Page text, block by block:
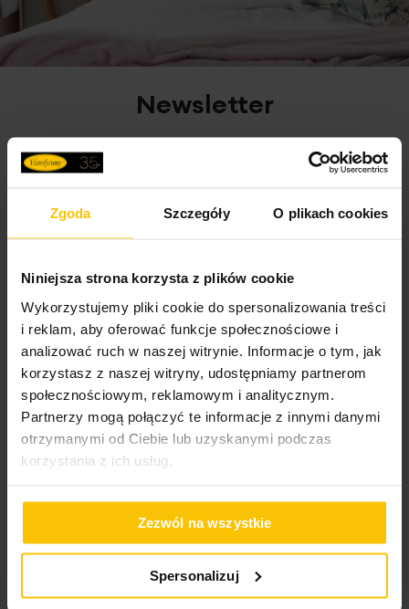
Zgoda Szczegóły O plikach cookies
Niniejsza strona korzysta z plików cookie
Wykorzystujemy pliki cookie do spersonalizowania treści
i reklam, aby oferować funkcje społecznościowe i
analizować ruch w naszej witrynie. Informacje o tym, jak
korzystasz z naszej witryny, udostępniamy partnerom
społecznościowym, reklamowym i analitycznym.
Partnerzy mogą połączyć te informacje z innymi danymi
otrzymanymi od Ciebie lub uzyskanymi podczas
korzystania z ich usług.
Zezwól na wszystkie
Spersonalizuj
Newsletter
Zapisz się do newslettera i odbierz 5% rabatu na
pierwsze zakupy! Bądź na bieżąco, otrzymuj najlepsze
Adres e-mail
Oświadczam, że zapoznałem/zapoznałam się z
treścią Regulaminu newslettera oraz
Polityką
Prywatności
Wyrażam zgodę na przesyłanie przez
„EUROFIRANY” B.B. Choczyńscy spółka jawna z
siedzibą w Żywcu na mój adres e-mail imiennych
wiadomości zawierających w szczególności
o konkursach, najnowszych trendach i
inspiracjach w aranżacji wnętrz, a także o
aktualnych wydarzeniach dotyczących marki
Eurofirany (newsletter).